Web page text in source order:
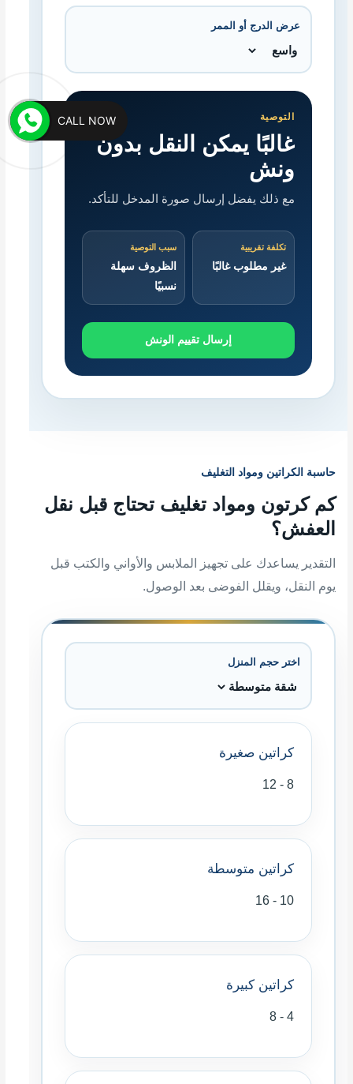
عرض الدرج أو الممر
التوصية
غالبًا يمكن النقل بدون
ونش
مع ذلك يفضل إرسال صورة المدخل للتأكد.
تكلفة تقريبية
غير مطلوب غالبًا
سبب التوصية
الظروف سهلة
نسبيًا
إرسال تقييم الونش
حاسبة الكراتين ومواد التغليف
كم كرتون ومواد تغليف تحتاج قبل نقل
العفش؟
التقدير يساعدك على تجهيز الملابس والأواني والكتب قبل
يوم النقل، ويقلل الفوضى بعد الوصول.
اختر حجم المنزل
كراتين صغيرة
8 - 12
كراتين متوسطة
10 - 16
كراتين كبيرة
4 - 8
CALL NOW